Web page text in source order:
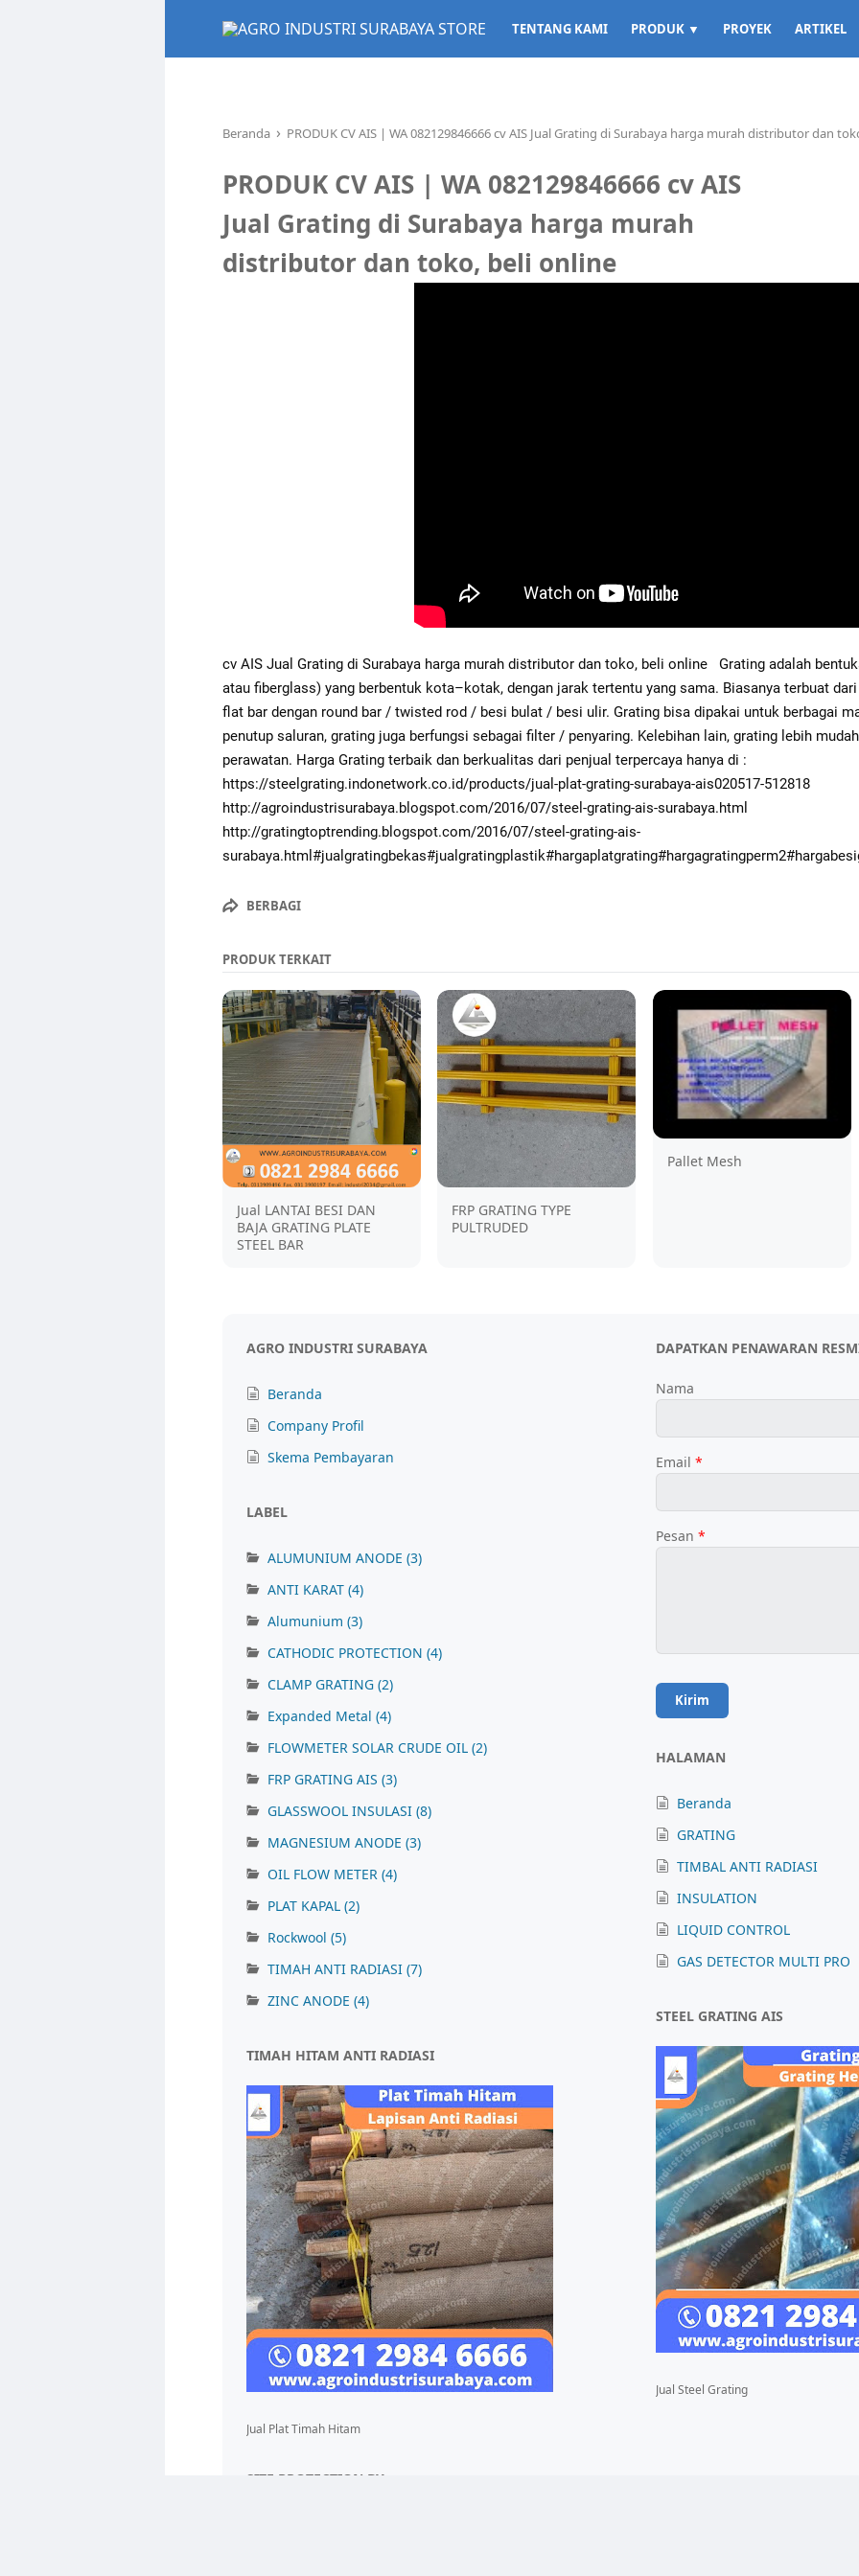
TENTANG KAMI PRODUK ▼ PROYEK ARTIKEL
Beranda › PRODUK CV AIS | WA 082129846666 cv AIS Jual Grating di Surabaya harga murah distributor dan
PRODUK CV AIS | WA 082129846666 cv AIS
Jual Grating di Surabaya harga murah
distributor dan toko, beli online
cv AIS Jual Grating di Surabaya harga murah distributor dan toko, beli online   Grating adalah
atau fiberglass) yang berbentuk kota–kotak, dengan jarak tertentu yang sama. Biasanya terbuat
flat bar dengan round bar / twisted rod / besi bulat / besi ulir. Grating bisa dipakai untuk berbagai
penutup saluran, grating juga berfungsi sebagai filter / penyaring. Kelebihan lain, grating lebih
https://steelgrating.indonetwork.co.id/products/jual-plat-grating-surabaya-ais020517-512818
http://agroindustrisurabaya.blogspot.com/2016/07/steel-grating-ais-surabaya.html
http://gratingtoptrending.blogspot.com/2016/07/steel-grating-ais-
surabaya.html #jualgratingbekas#jualgratingplastik#hargaplatgrating#hargagratingperm2
BERBAGI
PRODUK TERKAIT
Jual LANTAI BESI DAN
BAJA GRATING PLATE
STEEL BAR
FRP GRATING TYPE
PULTRUDED
Pallet Mesh
AGRO INDUSTRI SURABAYA
Beranda
Company Profil
Skema Pembayaran
LABEL
ALUMUNIUM ANODE (3)
ANTI KARAT (4)
Alumunium (3)
CATHODIC PROTECTION (4)
CLAMP GRATING (2)
Expanded Metal (4)
FLOWMETER SOLAR CRUDE OIL (2)
FRP GRATING AIS (3)
GLASSWOOL INSULASI (8)
MAGNESIUM ANODE (3)
OIL FLOW METER (4)
PLAT KAPAL (2)
Rockwool (5)
TIMAH ANTI RADIASI (7)
ZINC ANODE (4)
TIMAH HITAM ANTI RADIASI
Jual Plat Timah Hitam
SITE PROTECTION BY
DAPATKAN PENAWARAN
Nama
Email*
Pesan*
HALAMAN
Beranda
GRATING
TIMBAL ANTI RADIASI
INSULATION
LIQUID CONTROL
GAS DETECTOR MULTI PRO
STEEL GRATING AIS
Jual Steel Grating